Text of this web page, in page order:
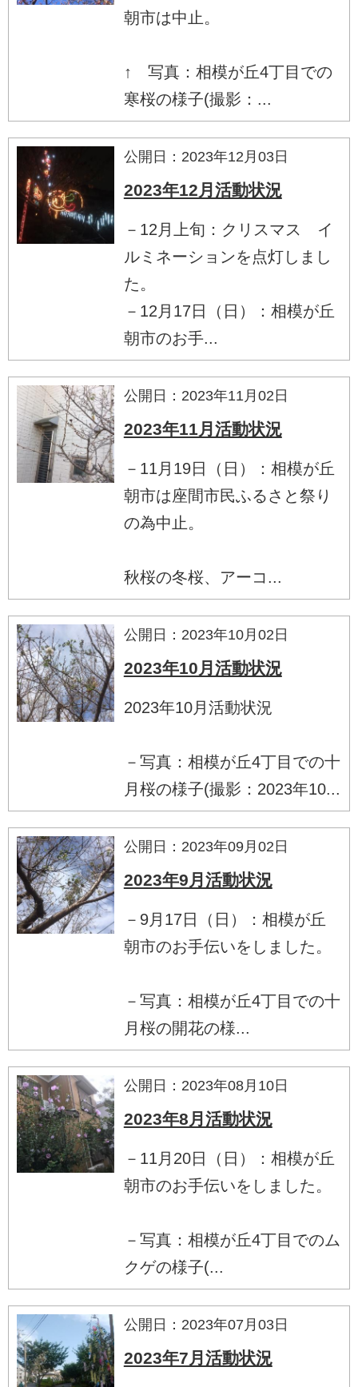
朝市は中止。
↑ 写真：相模が丘4丁目での
寒桜の様子(撮影：...
公開日：2023年12月03日
2023年12月活動状況
－12月上旬：クリスマス イ
ルミネーションを点灯しまし
た。
－12月17日（日）：相模が丘
朝市のお手...
公開日：2023年11月02日
2023年11月活動状況
－11月19日（日）：相模が丘
朝市は座間市民ふるさと祭り
の為中止。
秋桜の冬桜、アーコ...
公開日：2023年10月02日
2023年10月活動状況
2023年10月活動状況
－写真：相模が丘4丁目での十
月桜の様子(撮影：2023年10...
公開日：2023年09月02日
2023年9月活動状況
－9月17日（日）：相模が丘
朝市のお手伝いをしました。
－写真：相模が丘4丁目での十
月桜の開花の様...
公開日：2023年08月10日
2023年8月活動状況
－11月20日（日）：相模が丘
朝市のお手伝いをしました。
－写真：相模が丘4丁目でのム
クゲの様子(...
公開日：2023年07月03日
2023年7月活動状況